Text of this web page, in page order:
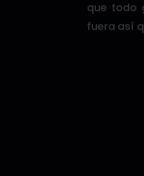
que todo
fuera así